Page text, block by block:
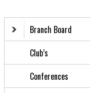
Branch Board
Club’s
Conferences